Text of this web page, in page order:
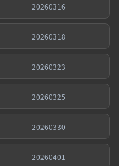
20260316
20260318
20260323
20260325
20260330
20260401